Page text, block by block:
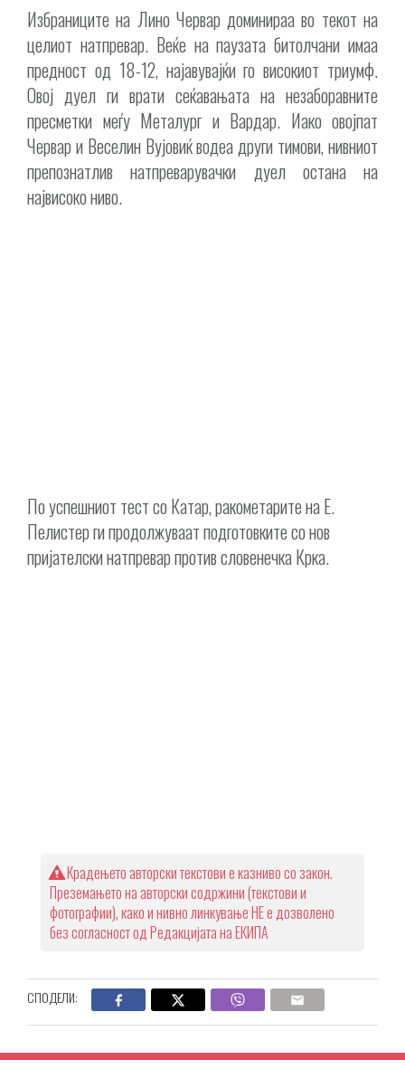
Избраниците на Лино Червар доминираа во текот на
целиот натпревар. Веќе на паузата битолчани имаа
предност од 18-12, најавувајќи го високиот триумф.
Овој дуел ги врати сеќавањата на незаборавните
пресметки меѓу Металург и Вардар. Иако овојпат
Червар и Веселин Вујовиќ водеа други тимови, нивниот
препознатлив натпреварувачки дуел остана на
највисоко ниво.
По успешниот тест со Катар, ракометарите на Е.
Пелистер ги продолжуваат подготовките со нов
пријателски натпревар против словенечка Крка.
Крадењето авторски текстови е казниво со закон.
Преземањето на авторски содржини (текстови и
фотографии), како и нивно линкување НЕ е дозволено
без согласност од Редакцијата на ЕКИПА
СПОДЕЛИ: